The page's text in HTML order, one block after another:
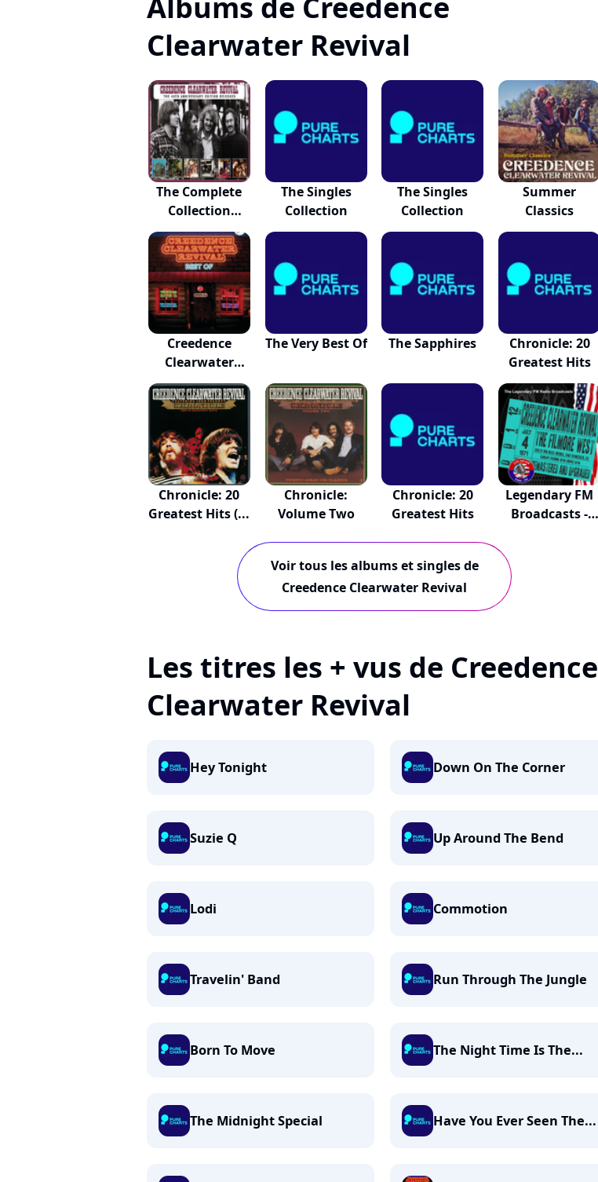
Clearwater Revival
The Complete
Collection
(digi...
The Singles
Collection
The Singles
Collection
Summer
Classics
Creedence
Clearwater
Revival...
The Very Best Of The Sapphires
Chronicle: 20
Greatest Hits
Chronicle: 20
Greatest Hits (...
Chronicle:
Volume Two
Chronicle: 20
Greatest Hits
Legendary FM
Broadcasts -
Voir tous les albums et singles de
Creedence Clearwater Revival
Les titres les + vus de Creedence
Clearwater Revival
Hey Tonight Down On The Corner
Suzie Q Up Around The Bend
Lodi Commotion
Travelin' Band Run Through The Jungle
Born To Move The Night Time Is The...
The Midnight Special Have You Ever Seen The...